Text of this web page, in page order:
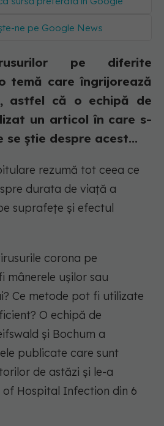
ne pe Google News
pe diferite
temă care îngrijorează
astfel că o echipă de
un articol în care s-
știe despre acest...
rezumă tot ceea ce
durata de viață a
suprafețe și efectul
corona pe
mânerele ușilor sau
Ce metode pot fi utilizate
O echipă de
și Bochum a
publicate care sunt
de astăzi și le-a
Hospital Infection din 6